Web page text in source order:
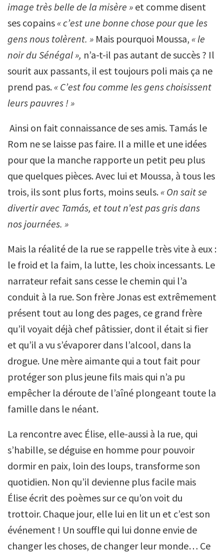
image très belle de la misère » et comme disent
ses copains « c’est une bonne chose pour que les
gens nous tolèrent. » Mais pourquoi Moussa, « le
noir du Sénégal », n’a-t-il pas autant de succès ? Il
sourit aux passants, il est toujours poli mais ça ne
prend pas. « C’est fou comme les gens choisissent
leurs pauvres ! »
Ainsi on fait connaissance de ses amis. Tamás le
Rom ne se laisse pas faire. Il a mille et une idées
pour que la manche rapporte un petit peu plus
que quelques pièces. Avec lui et Moussa, à tous les
trois, ils sont plus forts, moins seuls. « On sait se
divertir avec Tamás, et tout n’est pas gris dans
nos journées. »
Mais la réalité de la rue se rappelle très vite à eux :
le froid et la faim, la lutte, les choix incessants. Le
narrateur refait sans cesse le chemin qui l’a
conduit à la rue. Son frère Jonas est extrêmement
présent tout au long des pages, ce grand frère
qu’il voyait déjà chef pâtissier, dont il était si fier
et qu’il a vu s’évaporer dans l’alcool, dans la
drogue. Une mère aimante qui a tout fait pour
protéger son plus jeune fils mais qui n’a pu
empêcher la déroute de l’aîné plongeant toute la
famille dans le néant.
La rencontre avec Élise, elle-aussi à la rue, qui
s’habille, se déguise en homme pour pouvoir
dormir en paix, loin des loups, transforme son
quotidien. Non qu’il devienne plus facile mais
Élise écrit des poèmes sur ce qu’on voit du
trottoir. Chaque jour, elle lui en lit un et c’est son
événement ! Un souffle qui lui donne envie de
changer les choses, de changer leur monde… Ce